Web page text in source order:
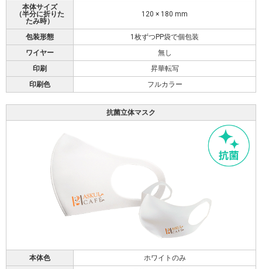
本体サイズ
（半分に折りた
たみ時）
120 × 180 mm
包装形態
1枚ずつPP袋で個包装
ワイヤー
無し
印刷
昇華転写
印刷色
フルカラー
抗菌立体マスク
本体色 ホワイトのみ